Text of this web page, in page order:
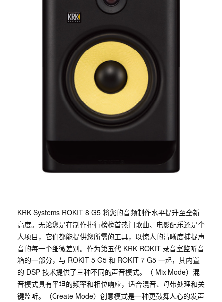
KRK Systems ROKIT 8 G5 将您的音频制作水平提升至全新
高度。无论您是在制作排行榜榜首热门歌曲、电影配乐还是个
人项目，它们都能提供您所需的工具，以惊人的清晰度捕捉声
音的每一个细微差别。作为第五代 KRK ROKIT 录音室监听音
箱的一部分，与 ROKIT 5 G5 和 ROKIT 7 G5 一起，其内置
的 DSP 技术提供了三种不同的声音模式。（ Mix Mode）混
音模式具有平坦的频率和相位响应，适合混音、母带处理和关
键监听。（Create Mode）创意模式是一种更鼓舞人心的发声